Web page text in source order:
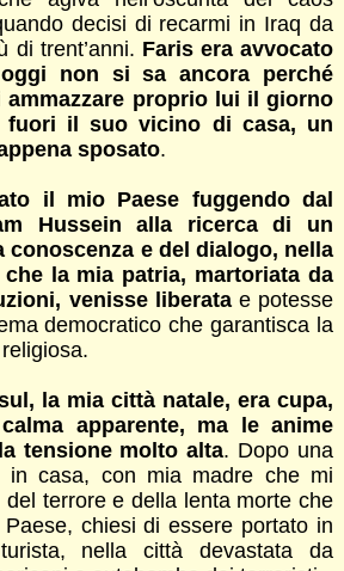
decisi di recarmi in Iraq da
di trent’anni. Faris era avvocato
non si sa ancora perché
ammazzare proprio lui il giorno
fuori il suo vicino di casa, un
sposato.
il mio Paese fuggendo dal
Hussein alla ricerca di un
conoscenza e del dialogo, nella
che la mia patria, martoriata da
venisse liberatae potesse
democratico che garantisca la
la mia città natale, era cupa,
apparente, ma le anime
tensione molto alta. Dopo una
in casa, con mia madre che mi
terrore e della lenta morte che
chiesi di essere portato in
nella città devastata da